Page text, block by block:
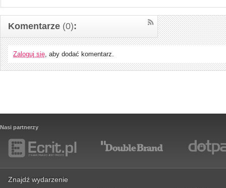
Komentarze (0):
Zaloguj się, aby dodać komentarz.
Nasi partnerzy
Znajdź wydarzenie